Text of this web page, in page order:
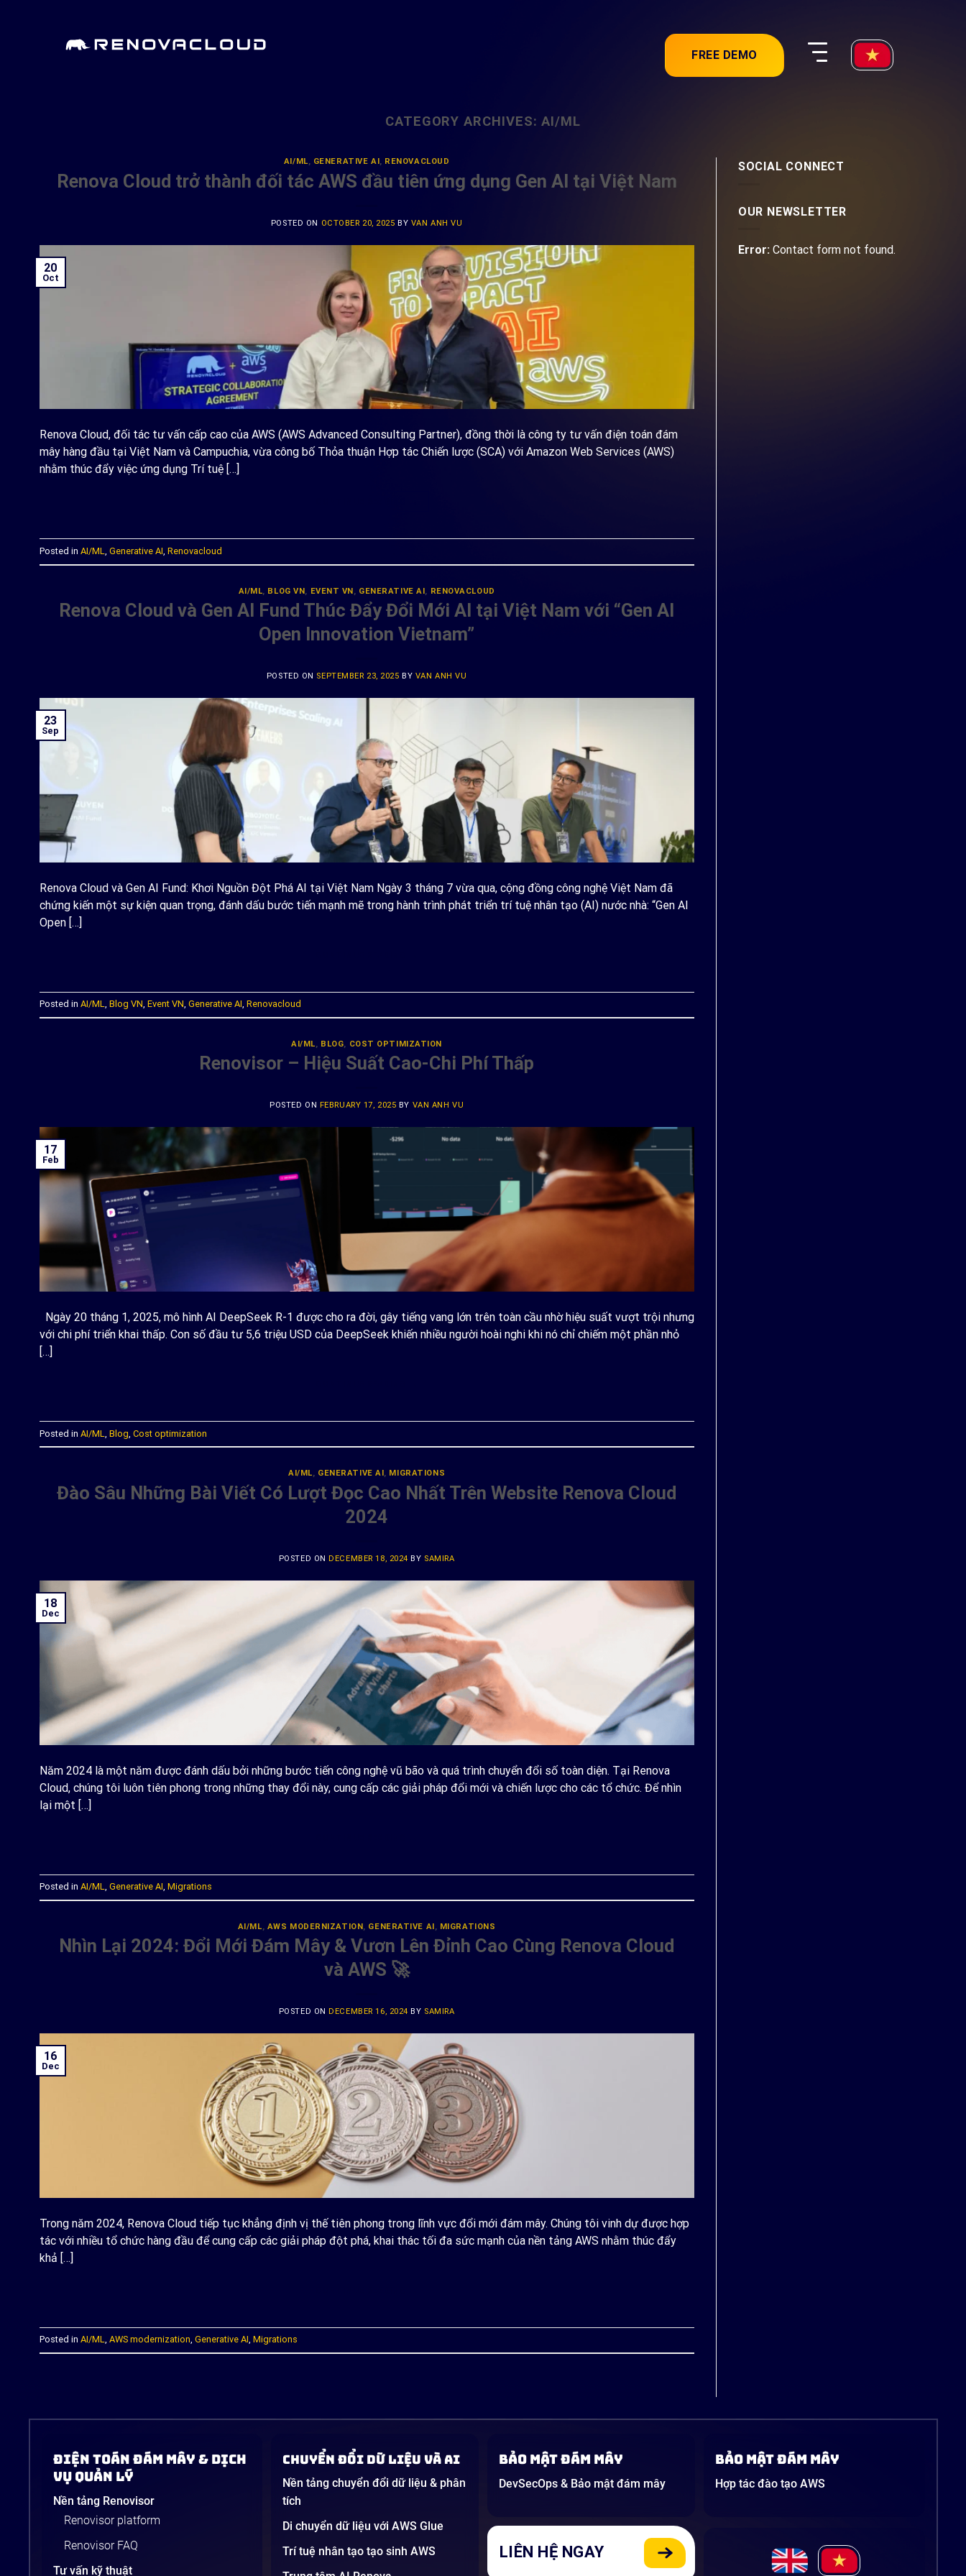
FREE DEMO
CATEGORY ARCHIVES:AI/ML
AI/ML, GENERATIVE AI , RENOVACLOUD
Renova Cloud trở thành đối tác AWS đầu tiên ứng dụng Gen AI tại Việt Nam
POSTED ON OCTOBER 20, 2025 BY VAN ANH VU
20
Oct
Renova Cloud, đối tác tư vấn cấp cao của AWS (AWS Advanced Consulting Partner), đồng thời là công ty tư vấn điện toán đám
mây hàng đầu tại Việt Nam và Campuchia, vừa công bố Thỏa thuận Hợp tác Chiến lược (SCA) với Amazon Web Services (AWS)
nhằm thúc đẩy việc ứng dụng Trí tuệ […]
Posted in AI/ML Generative AI Renovacloud
AI/ML BLOG VN EVENT VN GENERATIVE AI RENOVACLOUD
Renova Cloud và Gen AI Fund Thúc Đẩy Đổi Mới AI tại Việt Nam với “Gen AI
Open Innovation Vietnam”
POSTED ON SEPTEMBER 23, 2025 BY VAN ANH VU
23
Sep
Renova Cloud và Gen AI Fund: Khơi Nguồn Đột Phá AI tại Việt Nam Ngày 3 tháng 7 vừa qua, cộng đồng công nghệ Việt Nam đã
chứng kiến một sự kiện quan trọng, đánh dấu bước tiến mạnh mẽ trong hành trình phát triển trí tuệ nhân tạo (AI) nước nhà: “Gen AI
Open […]
Posted in AI/ML, Blog VN, Event VN, Generative AI, Renovacloud
AI/ML, BLOG, COST OPTIMIZATION
Renovisor – Hiệu Suất Cao-Chi Phí Thấp
POSTED ON FEBRUARY 17, 2025 BY VAN ANH VU
17
Feb
Ngày 20 tháng 1, 2025, mô hình AI DeepSeek R-1 được cho ra đời, gây tiếng vang lớn trên toàn cầu nhờ hiệu suất vượt trội nhưng
với chi phí triển khai thấp. Con số đầu tư 5,6 triệu USD của DeepSeek khiến nhiều người hoài nghi khi nó chỉ chiếm một phần nhỏ
[…]
Posted in AI/ML Blog Cost optimization
AI/ML, GENERATIVE AI , MIGRATIONS
Đào Sâu Những Bài Viết Có Lượt Đọc Cao Nhất Trên Website Renova Cloud
2024
POSTED ONDECEMBER 18, 2024 BY SAMIRA
18
Dec
Năm 2024 là một năm được đánh dấu bởi những bước tiến công nghệ vũ bão và quá trình chuyển đổi số toàn diện. Tại Renova
Cloud, chúng tôi luôn tiên phong trong những thay đổi này, cung cấp các giải pháp đổi mới và chiến lược cho các tổ chức. Để nhìn
lại một […]
Posted in AI/ML Generative AI Migrations
AI/ML AWS MODERNIZATION GENERATIVE AI MIGRATIONS
Nhìn Lại 2024: Đổi Mới Đám Mây & Vươn Lên Đỉnh Cao Cùng Renova Cloud
và AWS 🚀
POSTED ON DECEMBER 16, 2024 BY SAMIRA
16
Dec
Trong năm 2024, Renova Cloud tiếp tục khẳng định vị thế tiên phong trong lĩnh vực đổi mới đám mây. Chúng tôi vinh dự được hợp
tác với nhiều tổ chức hàng đầu để cung cấp các giải pháp đột phá, khai thác tối đa sức mạnh của nền tảng AWS nhằm thúc đẩy
khả […]
Posted in AI/ML, AWS modernization, Generative AI, Migrations
SOCIAL CONNECT
OUR NEWSLETTER
Error:Contact form not found.
Điện Toán Đám Mây & Dịch
Vụ Quản Lý
Nền tảng Renovisor
Renovisor platform
Renovisor FAQ
Tư vấn kỹ thuật
Chuyển đổi dữ liệu và AI
Nền tảng chuyển đổi dữ liệu & phân
tích
Di chuyển dữ liệu với AWS Glue
Trí tuệ nhân tạo tạo sinh AWS
Bảo mật đám mây
DevSecOps & Bảo mật đám mây
LIÊN HỆ NGAY
Bảo mật đám mây
Hợp tác đào tạo AWS